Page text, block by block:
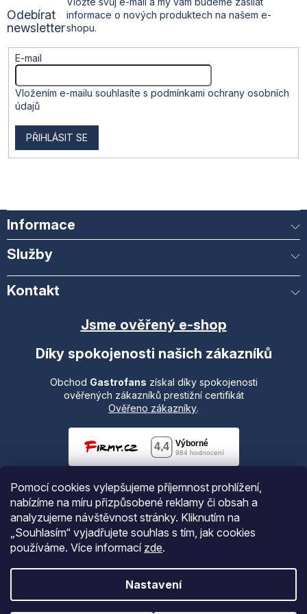
Pomocí cookies vylepšujeme příjemnost prohlížení,
nabízíme na míru přizpůsobené reklamy či obsah a
analyzujeme návštěvnost stránky. Kliknutím na
„Souhlasím“ vyjadřujete souhlas s tím, jak cookies
používáme. Více informací zde.
Nastavení
y
v
p
u
Odebírat
newsletter
informace o nových produktech na našem e-
shopu.
E-mail
Vložením e-mailu souhlasíte s podmínkami ochrany osobních
údajů
PŘIHLÁSIT SE
Informace
Služby
Kontakt
Jsme ověřený e-shop
Díky spokojenosti našich zákazníků
Obchod Gastrofans získal díky spokojenosti
ověřených zákazníků prestižní certifikát
Ověřeno zákazníky.